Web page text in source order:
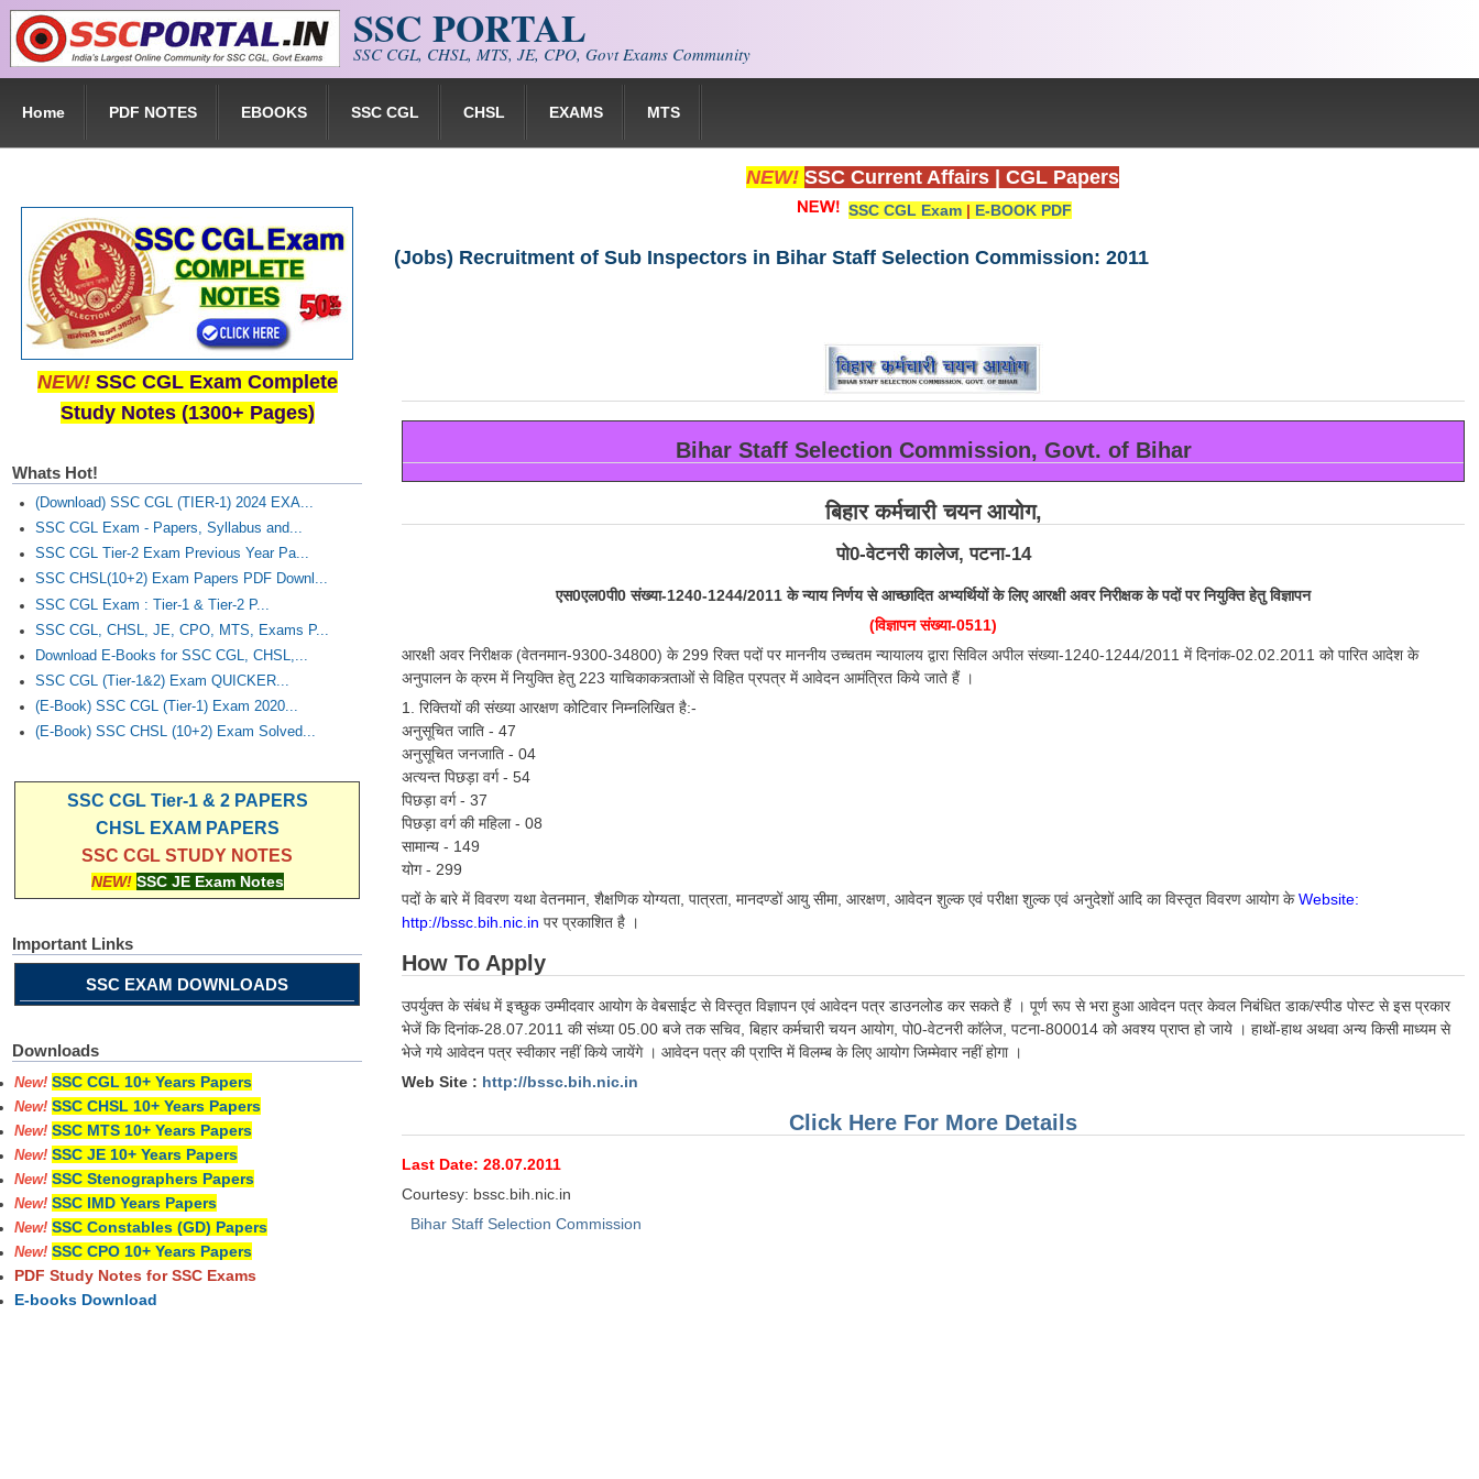
Skip to main content SSC PORTAL
SSC CGL, CHSL, MTS, JE, CPO, Govt Exams Community
Home PDF NOTES EBOOKS SSC CGL CHSL EXAMS MTS
NEW! SSC Current Affairs CGL Papers
SSC CGL Exam | E-BOOK PDF
(Jobs) Recruitment of Sub Inspectors in Bihar Staff Selection Commission: 2011
Bihar Staff Selection Commission, Govt. of Bihar
बिहार कर्मचारी चयन आयोग,
पो0-वेटनरी कालेज, पटना-14
एस0एल0पी0 संख्या-1240-1244/2011 के न्याय निर्णय से आच्छादित अभ्यर्थियों के लिए आरक्षी अवर निरीक्षक के पदों पर नियुक्ति हेतु विज्ञापन
(विज्ञापन संख्या-0511)
आरक्षी अवर निरीक्षक (वेतनमान-9300-34800) के 299 रिक्त पदों पर माननीय उच्चतम न्यायालय द्वारा सिविल अपील संख्या-1240-1244/2011 में दिनांक-02.02.2011 को पारित आदेश के
अनुपालन के क्रम में नियुक्ति हेतु 223 याचिकाकत्र्ताओं से विहित प्रपत्र में आवेदन आमंत्रित किये जाते हैं ।
1. रिक्तियों की संख्या आरक्षण कोटिवार निम्नलिखित है:-
अनुसूचित जाति - 47
अनुसूचित जनजाति - 04
अत्यन्त पिछड़ा वर्ग - 54
पिछड़ा वर्ग - 37
पिछड़ा वर्ग की महिला - 08
सामान्य - 149
योग - 299
पदों के बारे में विवरण यथा वेतनमान, शैक्षणिक योग्यता, पात्रता, मानदण्डों आयु सीमा, आरक्षण, आवेदन शुल्क एवं परीक्षा शुल्क एवं अनुदेशों आदि का विस्तृत विवरण आयोग केWebsite:
http://bssc.bih.nic.in पर प्रकाशित है ।
How To Apply
उपर्युक्त के संबंध में इच्छुक उम्मीदवार आयोग के वेबसाईट से विस्तृत विज्ञापन एवं आवेदन पत्र डाउनलोड कर सकते हैं । पूर्ण रूप से भरा हुआ आवेदन पत्र केवल निबंधित डाक/स्पीड पोस्ट से इस प्रकार
भेजें कि दिनांक-28.07.2011 की संध्या 05.00 बजे तक सचिव, बिहार कर्मचारी चयन आयोग, पो0-वेटनरी काॅलेज, पटना-800014 को अवश्य प्राप्त हो जाये । हाथों-हाथ अथवा अन्य किसी माध्यम से
भेजे गये आवेदन पत्र स्वीकार नहीं किये जायेंगे । आवेदन पत्र की प्राप्ति में विलम्ब के लिए आयोग जिम्मेवार नहीं होगा ।
Web Site : http://bssc.bih.nic.in
Click Here For More Details
Last Date: 28.07.2011
Courtesy: bssc.bih.nic.in
Bihar Staff Selection Commission
NEW! SSC CGL Exam Complete
Study Notes (1300+ Pages)
Whats Hot!
(Download) SSC CGL (TIER-1) 2024 EXA...
SSC CGL Exam - Papers, Syllabus and...
SSC CGL Tier-2 Exam Previous Year Pa...
SSC CHSL(10+2) Exam Papers PDF Downl...
SSC CGL Exam : Tier-1 & Tier-2 P...
SSC CGL, CHSL, JE, CPO, MTS, Exams P...
Download E-Books for SSC CGL, CHSL,...
SSC CGL (Tier-1&2) Exam QUICKER...
(E-Book) SSC CGL (Tier-1) Exam 2020...
(E-Book) SSC CHSL (10+2) Exam Solved...
SSC CGL Tier-1 & 2 PAPERS
CHSL EXAM PAPERS
SSC CGL STUDY NOTES
NEW! SSC JE Exam Notes
Important Links
SSC EXAM DOWNLOADS
Downloads
New! SSC CGL 10+ Years Papers
New! SSC CHSL 10+ Years Papers
New! SSC MTS 10+ Years Papers
New! SSC JE 10+ Years Papers
New! SSC Stenographers Papers
New! SSC IMD Years Papers
New! SSC Constables (GD) Papers
New! SSC CPO 10+ Years Papers
PDF Study Notes for SSC Exams
E-books Download